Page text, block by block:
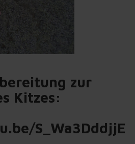
zur
Kitzes:
S_Wa3DddjjE